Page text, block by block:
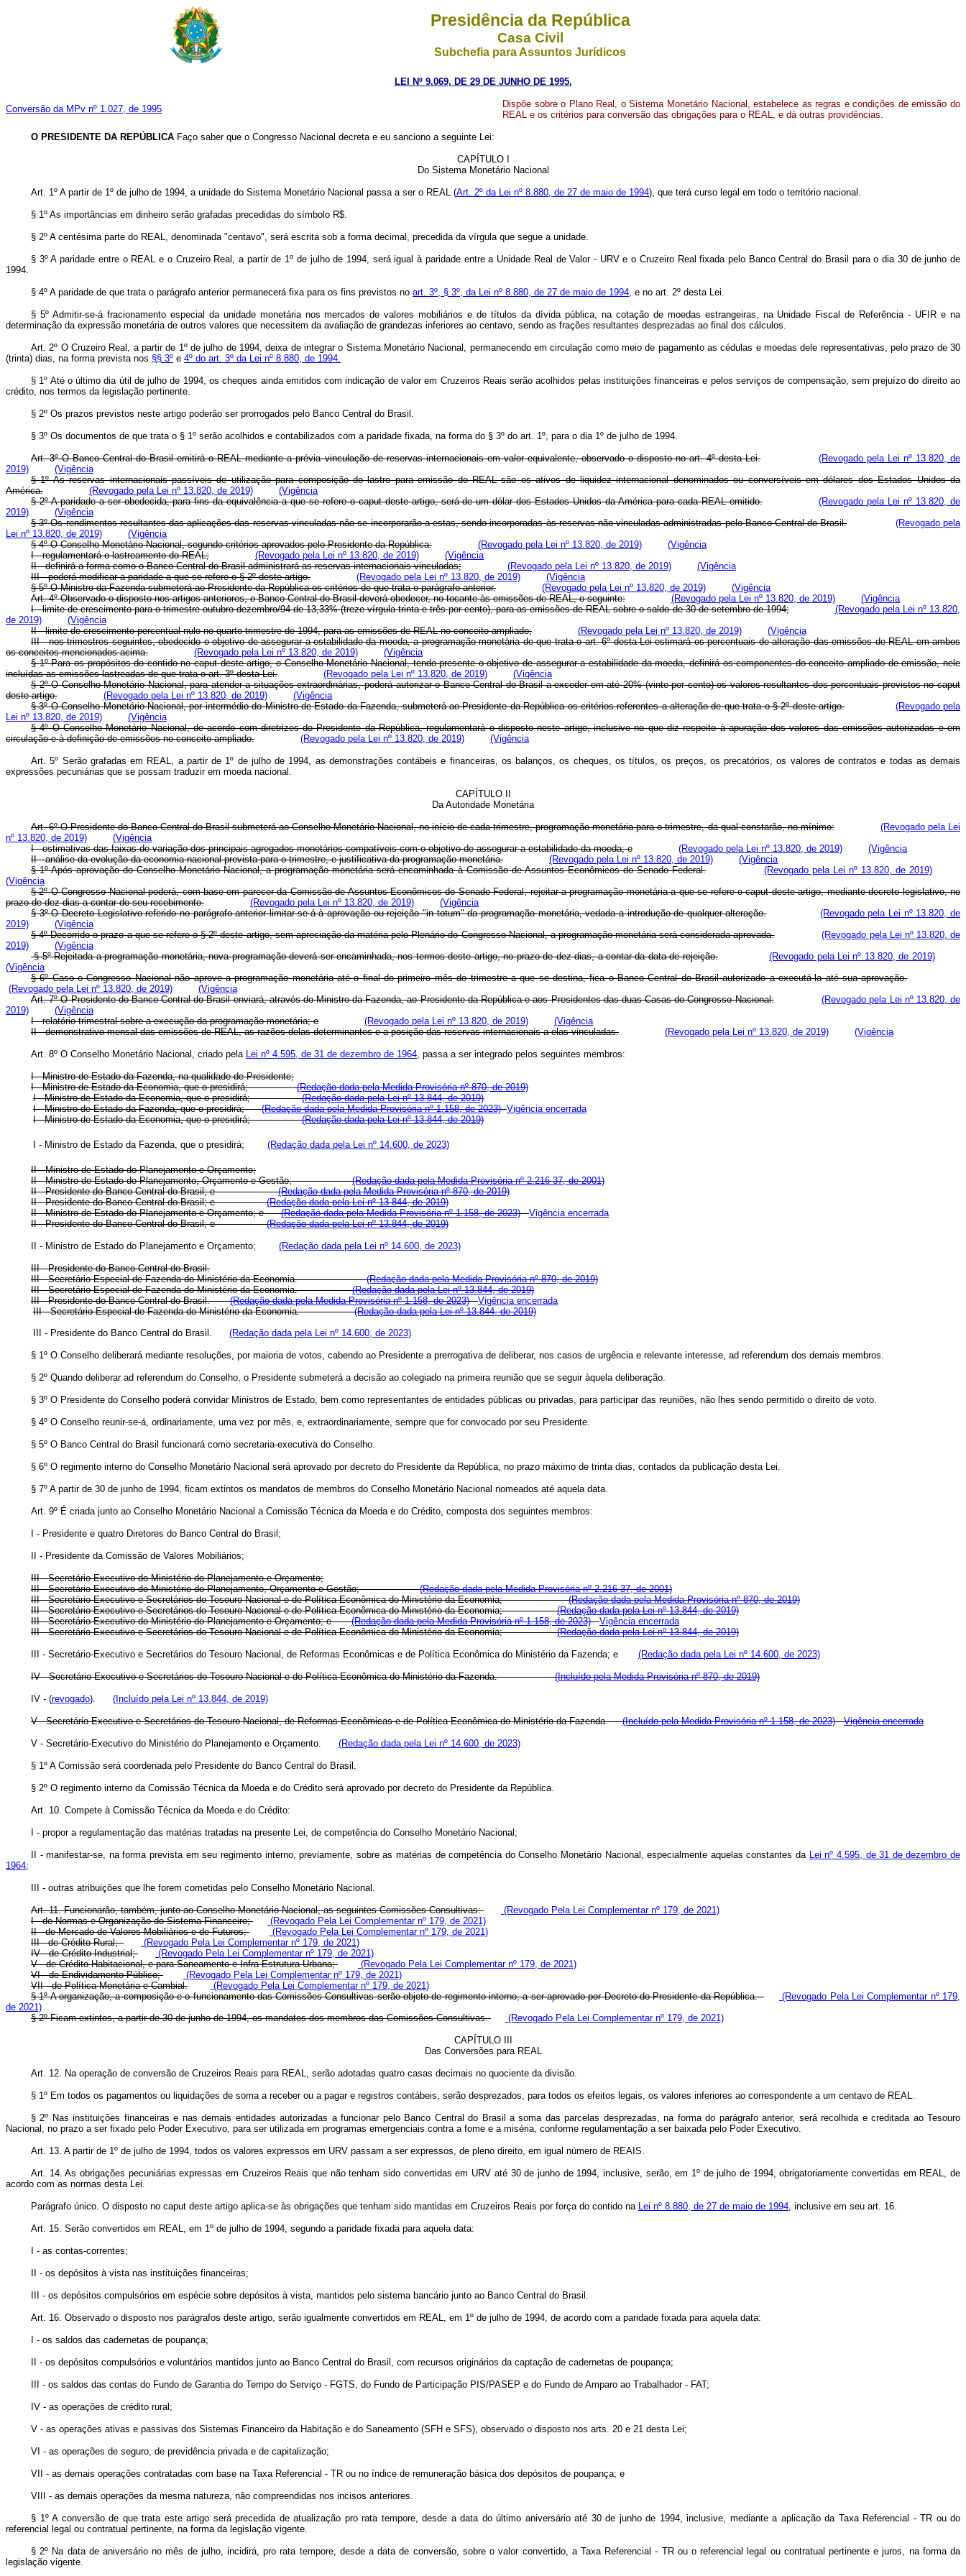
Presidência da República
Casa Civil
Subchefia para Assuntos Jurídicos
LEI Nº 9.069, DE 29 DE JUNHO DE 1995.
Conversão da MPv nº 1.027, de 1995
Dispõe sobre o Plano Real, o Sistema Monetário Nacional, estabelece as regras e condições de emissão do
REAL e os critérios para conversão das obrigações para o REAL, e dá outras providências.
O PRESIDENTE DA REPÚBLICA Faço saber que o Congresso Nacional decreta e eu sanciono a seguinte Lei:
CAPÍTULO I
Do Sistema Monetário Nacional
Art. 1º A partir de 1º de julho de 1994, a unidade do Sistema Monetário Nacional passa a ser o REAL (Art. 2º da Lei nº 8.880, de 27 de maio de 1994), que terá curso legal em todo o território nacional.
§ 1º As importâncias em dinheiro serão grafadas precedidas do símbolo R$.
§ 2º A centésima parte do REAL, denominada "centavo", será escrita sob a forma decimal, precedida da vírgula que segue a unidade.
§ 3º A paridade entre o REAL e o Cruzeiro Real, a partir de 1º de julho de 1994, será igual à paridade entre a Unidade Real de Valor - URV e o Cruzeiro Real fixada pelo Banco Central do Brasil para o dia 30 de junho de
1994.
§ 4º A paridade de que trata o parágrafo anterior permanecerá fixa para os fins previstos no art. 3º, § 3º, da Lei nº 8.880, de 27 de maio de 1994, e no art. 2º desta Lei.
§ 5º Admitir-se-á fracionamento especial da unidade monetária nos mercados de valores mobiliários e de títulos da dívida pública, na cotação de moedas estrangeiras, na Unidade Fiscal de Referência - UFIR e na
determinação da expressão monetária de outros valores que necessitem da avaliação de grandezas inferiores ao centavo, sendo as frações resultantes desprezadas ao final dos cálculos.
Art. 2º O Cruzeiro Real, a partir de 1º de julho de 1994, deixa de integrar o Sistema Monetário Nacional, permanecendo em circulação como meio de pagamento as cédulas e moedas dele representativas, pelo prazo de 30
(trinta) dias, na forma prevista nos §§ 3º e 4º do art. 3º da Lei nº 8.880, de 1994.
§ 1º Até o último dia útil de julho de 1994, os cheques ainda emitidos com indicação de valor em Cruzeiros Reais serão acolhidos pelas instituições financeiras e pelos serviços de compensação, sem prejuízo do direito ao
crédito, nos termos da legislação pertinente.
§ 2º Os prazos previstos neste artigo poderão ser prorrogados pelo Banco Central do Brasil.
§ 3º Os documentos de que trata o § 1º serão acolhidos e contabilizados com a paridade fixada, na forma do § 3º do art. 1º, para o dia 1º de julho de 1994.
Art. 3º O Banco Central do Brasil emitirá o REAL mediante a prévia vinculação de reservas internacionais em valor equivalente, observado o disposto no art. 4º desta Lei.
(Revogado pela Lei nº 13.820, de
2019)
(Vigência
§ 1º As reservas internacionais passíveis de utilização para composição do lastro para emissão do REAL são os ativos de liquidez internacional denominados ou conversíveis em dólares dos Estados Unidos da
América.
(Revogado pela Lei nº 13.820, de 2019)
(Vigência
§ 2º A paridade a ser obedecida, para fins da equivalência a que se refere o caput deste artigo, será de um dólar dos Estados Unidos da América para cada REAL emitido.
(Revogado pela Lei nº 13.820, de
2019)
(Vigência
§ 3º Os rendimentos resultantes das aplicações das reservas vinculadas não se incorporarão a estas, sendo incorporadas às reservas não vinculadas administradas pelo Banco Central do Brasil.
(Revogado pela
Lei nº 13.820, de 2019)
(Vigência
§ 4º O Conselho Monetário Nacional, segundo critérios aprovados pelo Presidente da República:
(Revogado pela Lei nº 13.820, de 2019)
(Vigência
I - regulamentará o lastreamento do REAL;
(Revogado pela Lei nº 13.820, de 2019)
(Vigência
II - definirá a forma como o Banco Central do Brasil administrará as reservas internacionais vinculadas;
(Revogado pela Lei nº 13.820, de 2019)
(Vigência
III - poderá modificar a paridade a que se refere o § 2º deste artigo.
(Revogado pela Lei nº 13.820, de 2019)
(Vigência
§ 5º O Ministro da Fazenda submeterá ao Presidente da República os critérios de que trata o parágrafo anterior.
(Revogado pela Lei nº 13.820, de 2019)
(Vigência
Art. 4º Observado o disposto nos artigos anteriores, o Banco Central do Brasil deverá obedecer, no tocante às emissões de REAL, o seguinte:
(Revogado pela Lei nº 13.820, de 2019)
(Vigência
I - limite de crescimento para o trimestre outubro-dezembro/94 de 13,33% (treze vírgula trinta e três por cento), para as emissões de REAL sobre o saldo de 30 de setembro de 1994;
(Revogado pela Lei nº 13.820,
de 2019)
(Vigência
II - limite de crescimento percentual nulo no quarto trimestre de 1994, para as emissões de REAL no conceito ampliado;
(Revogado pela Lei nº 13.820, de 2019)
(Vigência
III - nos trimestres seguintes, obedecido o objetivo de assegurar a estabilidade da moeda, a programação monetária de que trata o art. 6º desta Lei estimará os percentuais de alteração das emissões de REAL em ambos
os conceitos mencionados acima.
(Revogado pela Lei nº 13.820, de 2019)
(Vigência
§ 1º Para os propósitos do contido no caput deste artigo, o Conselho Monetário Nacional, tendo presente o objetivo de assegurar a estabilidade da moeda, definirá os componentes do conceito ampliado de emissão, nele
incluídas as emissões lastreadas de que trata o art. 3º desta Lei.
(Revogado pela Lei nº 13.820, de 2019)
(Vigência
§ 2º O Conselho Monetário Nacional, para atender a situações extraordinárias, poderá autorizar o Banco Central do Brasil a exceder em até 20% (vinte por cento) os valores resultantes dos percentuais previstos no caput
deste artigo.
(Revogado pela Lei nº 13.820, de 2019)
(Vigência
§ 3º O Conselho Monetário Nacional, por intermédio do Ministro de Estado da Fazenda, submeterá ao Presidente da República os critérios referentes a alteração de que trata o § 2º deste artigo.
(Revogado pela
Lei nº 13.820, de 2019)
(Vigência
§ 4º O Conselho Monetário Nacional, de acordo com diretrizes do Presidente da República, regulamentará o disposto neste artigo, inclusive no que diz respeito à apuração dos valores das emissões autorizadas e em
circulação e à definição de emissões no conceito ampliado.
(Revogado pela Lei nº 13.820, de 2019) (Vigência
Art. 5º Serão grafadas em REAL, a partir de 1º de julho de 1994, as demonstrações contábeis e financeiras, os balanços, os cheques, os títulos, os preços, os precatórios, os valores de contratos e todas as demais
expressões pecuniárias que se possam traduzir em moeda nacional.
CAPÍTULO II
Da Autoridade Monetária
Art. 6º O Presidente do Banco Central do Brasil submeterá ao Conselho Monetário Nacional, no início de cada trimestre, programação monetária para o trimestre, da qual constarão, no mínimo:
(Revogado pela Lei
nº 13.820, de 2019)
(Vigência
I - estimativas das faixas de variação dos principais agregados monetários compatíveis com o objetivo de assegurar a estabilidade da moeda; e
(Revogado pela Lei nº 13.820, de 2019)
(Vigência
II - análise da evolução da economia nacional prevista para o trimestre, e justificativa da programação monetária.
(Revogado pela Lei nº 13.820, de 2019)
(Vigência
§ 1º Após aprovação do Conselho Monetário Nacional, a programação monetária será encaminhada à Comissão de Assuntos Econômicos do Senado Federal.
(Revogado pela Lei nº 13.820, de 2019)
(Vigência
§ 2º O Congresso Nacional poderá, com base em parecer da Comissão de Assuntos Econômicos do Senado Federal, rejeitar a programação monetária a que se refere o caput deste artigo, mediante decreto legislativo, no
prazo de dez dias a contar do seu recebimento.
(Revogado pela Lei nº 13.820, de 2019)
(Vigência
§ 3º O Decreto Legislativo referido no parágrafo anterior limitar-se-á à aprovação ou rejeição "in totum" da programação monetária, vedada a introdução de qualquer alteração.
(Revogado pela Lei nº 13.820, de
2019)
(Vigência
§ 4º Decorrido o prazo a que se refere o § 2º deste artigo, sem apreciação da matéria pelo Plenário do Congresso Nacional, a programação monetária será considerada aprovada.
(Revogado pela Lei nº 13.820, de
2019)
(Vigência
§ 5º Rejeitada a programação monetária, nova programação deverá ser encaminhada, nos termos deste artigo, no prazo de dez dias, a contar da data de rejeição.
(Revogado pela Lei nº 13.820, de 2019)
(Vigência
§ 6º Caso o Congresso Nacional não aprove a programação monetária até o final do primeiro mês do trimestre a que se destina, fica o Banco Central do Brasil autorizado a executá-la até sua aprovação.
(Revogado pela Lei nº 13.820, de 2019)
(Vigência
Art. 7º O Presidente do Banco Central do Brasil enviará, através do Ministro da Fazenda, ao Presidente da República e aos Presidentes das duas Casas do Congresso Nacional:
(Revogado pela Lei nº 13.820, de
2019)
(Vigência
I - relatório trimestral sobre a execução da programação monetária; e
(Revogado pela Lei nº 13.820, de 2019)
(Vigência
II - demonstrativo mensal das emissões de REAL, as razões delas determinantes e a posição das reservas internacionais a elas vinculadas.
(Revogado pela Lei nº 13.820, de 2019) (Vigência
Art. 8º O Conselho Monetário Nacional, criado pela Lei nº 4.595, de 31 de dezembro de 1964, passa a ser integrado pelos seguintes membros:
I - Ministro de Estado da Fazenda, na qualidade de Presidente;
I - Ministro de Estado da Economia, que o presidirá;(Redação dada pela Medida Provisória nº 870, de 2019)
I - Ministro de Estado da Economia, que o presidirá;(Redação dada pela Lei nº 13.844, de 2019)
I - Ministro de Estado da Fazenda, que o presidirá;(Redação dada pela Medida Provisória nº 1.158, de 2023) Vigência encerrada
I - Ministro de Estado da Economia, que o presidirá;(Redação dada pela Lei nº 13.844, de 2019)
I - Ministro de Estado da Fazenda, que o presidirá; (Redação dada pela Lei nº 14.600, de 2023)
II - Ministro de Estado do Planejamento e Orçamento;
II - Ministro de Estado do Planejamento, Orçamento e Gestão;
(Redação dada pela Medida Provisória nº 2.216-37, de 2001)
II - Presidente do Banco Central do Brasil; e(Redação dada pela Medida Provisória nº 870, de 2019)
II - Presidente do Banco Central do Brasil; e(Redação dada pela Lei nº 13.844, de 2019)
II - Ministro de Estado do Planejamento e Orçamento; e(Redação dada pela Medida Provisória nº 1.158, de 2023)
Vigência encerrada
II - Presidente do Banco Central do Brasil; e(Redação dada pela Lei nº 13.844, de 2019)
II - Ministro de Estado do Planejamento e Orçamento; (Redação dada pela Lei nº 14.600, de 2023)
III - Presidente do Banco Central do Brasil.
III - Secretário Especial de Fazenda do Ministério da Economia.
(Redação dada pela Medida Provisória nº 870, de 2019)
III - Secretário Especial de Fazenda do Ministério da Economia.(Redação dada pela Lei nº 13.844, de 2019)
III - Presidente do Banco Central do Brasil.(Redação dada pela Medida Provisória nº 1.158, de 2023)
Vigência encerrada
III - Secretário Especial de Fazenda do Ministério da Economia.(Redação dada pela Lei nº 13.844, de 2019)
III - Presidente do Banco Central do Brasil. (Redação dada pela Lei nº 14.600, de 2023)
§ 1º O Conselho deliberará mediante resoluções, por maioria de votos, cabendo ao Presidente a prerrogativa de deliberar, nos casos de urgência e relevante interesse, ad referendum dos demais membros.
§ 2º Quando deliberar ad referendum do Conselho, o Presidente submeterá a decisão ao colegiado na primeira reunião que se seguir àquela deliberação.
§ 3º O Presidente do Conselho poderá convidar Ministros de Estado, bem como representantes de entidades públicas ou privadas, para participar das reuniões, não lhes sendo permitido o direito de voto.
§ 4º O Conselho reunir-se-á, ordinariamente, uma vez por mês, e, extraordinariamente, sempre que for convocado por seu Presidente.
§ 5º O Banco Central do Brasil funcionará como secretaria-executiva do Conselho.
§ 6º O regimento interno do Conselho Monetário Nacional será aprovado por decreto do Presidente da República, no prazo máximo de trinta dias, contados da publicação desta Lei.
§ 7º A partir de 30 de junho de 1994, ficam extintos os mandatos de membros do Conselho Monetário Nacional nomeados até aquela data.
Art. 9º É criada junto ao Conselho Monetário Nacional a Comissão Técnica da Moeda e do Crédito, composta dos seguintes membros:
I - Presidente e quatro Diretores do Banco Central do Brasil;
II - Presidente da Comissão de Valores Mobiliários;
III - Secretário-Executivo do Ministério do Planejamento e Orçamento;
III - Secretário-Executivo do Ministério do Planejamento, Orçamento e Gestão;
(Redação dada pela Medida Provisória nº 2.216-37, de 2001)
III - Secretário-Executivo e Secretários do Tesouro Nacional e de Política Econômica do Ministério da Economia;(Redação dada pela Medida Provisória nº 870, de 2019)
III - Secretário-Executivo e Secretários do Tesouro Nacional e de Política Econômica do Ministério da Economia;
(Redação dada pela Lei nº 13.844, de 2019)
III - Secretário-Executivo do Ministério do Planejamento e Orçamento; e(Redação dada pela Medida Provisória nº 1.158, de 2023)
Vigência encerrada
III - Secretário-Executivo e Secretários do Tesouro Nacional e de Política Econômica do Ministério da Economia;(Redação dada pela Lei nº 13.844, de 2019)
III - Secretário-Executivo e Secretários do Tesouro Nacional, de Reformas Econômicas e de Política Econômica do Ministério da Fazenda; e (Redação dada pela Lei nº 14.600, de 2023)
IV - Secretário-Executivo e Secretários do Tesouro Nacional e de Política Econômica do Ministério da Fazenda. (Incluído pela Medida Provisória nº 870, de 2019)
IV - (revogado). (Incluído pela Lei nº 13.844, de 2019)
V - Secretário-Executivo e Secretários do Tesouro Nacional, de Reformas Econômicas e de Política Econômica do Ministério da Fazenda.(Incluído pela Medida Provisória nº 1.158, de 2023) Vigência encerrada
V - Secretário-Executivo do Ministério do Planejamento e Orçamento. (Redação dada pela Lei nº 14.600, de 2023)
§ 1º A Comissão será coordenada pelo Presidente do Banco Central do Brasil.
§ 2º O regimento interno da Comissão Técnica da Moeda e do Crédito será aprovado por decreto do Presidente da República.
Art. 10. Compete à Comissão Técnica da Moeda e do Crédito:
I - propor a regulamentação das matérias tratadas na presente Lei, de competência do Conselho Monetário Nacional;
II - manifestar-se, na forma prevista em seu regimento interno, previamente, sobre as matérias de competência do Conselho Monetário Nacional, especialmente aquelas constantes da Lei nº 4.595, de 31 de dezembro de
1964;
III - outras atribuições que lhe forem cometidas pelo Conselho Monetário Nacional.
Art. 11. Funcionarão, também, junto ao Conselho Monetário Nacional, as seguintes Comissões Consultivas:
(Revogado Pela Lei Complementar nº 179, de 2021)
I - de Normas e Organização do Sistema Financeiro;
(Revogado Pela Lei Complementar nº 179, de 2021)
II - de Mercado de Valores Mobiliários e de Futuros;
(Revogado Pela Lei Complementar nº 179, de 2021)
III - de Crédito Rural;
(Revogado Pela Lei Complementar nº 179, de 2021)
IV - de Crédito Industrial;
(Revogado Pela Lei Complementar nº 179, de 2021)
V - de Crédito Habitacional, e para Saneamento e Infra-Estrutura Urbana;
(Revogado Pela Lei Complementar nº 179, de 2021)
VI - de Endividamento Público;
(Revogado Pela Lei Complementar nº 179, de 2021)
VII - de Política Monetária e Cambial.
(Revogado Pela Lei Complementar nº 179, de 2021)
§ 1º A organização, a composição e o funcionamento das Comissões Consultivas serão objeto de regimento interno, a ser aprovado por Decreto do Presidente da República.
(Revogado Pela Lei Complementar nº 179,
de 2021)
§ 2º Ficam extintos, a partir de 30 de junho de 1994, os mandatos dos membros das Comissões Consultivas.
(Revogado Pela Lei Complementar nº 179, de 2021)
CAPÍTULO III
Das Conversões para REAL
Art. 12. Na operação de conversão de Cruzeiros Reais para REAL, serão adotadas quatro casas decimais no quociente da divisão.
§ 1º Em todos os pagamentos ou liquidações de soma a receber ou a pagar e registros contábeis, serão desprezados, para todos os efeitos legais, os valores inferiores ao correspondente a um centavo de REAL.
§ 2º Nas instituições financeiras e nas demais entidades autorizadas a funcionar pelo Banco Central do Brasil a soma das parcelas desprezadas, na forma do parágrafo anterior, será recolhida e creditada ao Tesouro
Nacional, no prazo a ser fixado pelo Poder Executivo, para ser utilizada em programas emergenciais contra a fome e a miséria, conforme regulamentação a ser baixada pelo Poder Executivo.
Art. 13. A partir de 1º de julho de 1994, todos os valores expressos em URV passam a ser expressos, de pleno direito, em igual número de REAIS.
Art. 14. As obrigações pecuniárias expressas em Cruzeiros Reais que não tenham sido convertidas em URV até 30 de junho de 1994, inclusive, serão, em 1º de julho de 1994, obrigatoriamente convertidas em REAL, de
acordo com as normas desta Lei.
Parágrafo único. O disposto no caput deste artigo aplica-se às obrigações que tenham sido mantidas em Cruzeiros Reais por força do contido na Lei nº 8.880, de 27 de maio de 1994, inclusive em seu art. 16.
Art. 15. Serão convertidos em REAL, em 1º de julho de 1994, segundo a paridade fixada para aquela data:
I - as contas-correntes;
II - os depósitos à vista nas instituições financeiras;
III - os depósitos compulsórios em espécie sobre depósitos à vista, mantidos pelo sistema bancário junto ao Banco Central do Brasil.
Art. 16. Observado o disposto nos parágrafos deste artigo, serão igualmente convertidos em REAL, em 1º de julho de 1994, de acordo com a paridade fixada para aquela data:
I - os saldos das cadernetas de poupança;
II - os depósitos compulsórios e voluntários mantidos junto ao Banco Central do Brasil, com recursos originários da captação de cadernetas de poupança;
III - os saldos das contas do Fundo de Garantia do Tempo do Serviço - FGTS, do Fundo de Participação PIS/PASEP e do Fundo de Amparo ao Trabalhador - FAT;
IV - as operações de crédito rural;
V - as operações ativas e passivas dos Sistemas Financeiro da Habitação e do Saneamento (SFH e SFS), observado o disposto nos arts. 20 e 21 desta Lei;
VI - as operações de seguro, de previdência privada e de capitalização;
VII - as demais operações contratadas com base na Taxa Referencial - TR ou no índice de remuneração básica dos depósitos de poupança; e
VIII - as demais operações da mesma natureza, não compreendidas nos incisos anteriores.
§ 1º A conversão de que trata este artigo será precedida de atualização pro rata tempore, desde a data do último aniversário até 30 de junho de 1994, inclusive, mediante a aplicação da Taxa Referencial - TR ou do
referencial legal ou contratual pertinente, na forma da legislação vigente.
§ 2º Na data de aniversário no mês de julho, incidirá, pro rata tempore, desde a data de conversão, sobre o valor convertido, a Taxa Referencial - TR ou o referencial legal ou contratual pertinente e juros, na forma da
legislação vigente.